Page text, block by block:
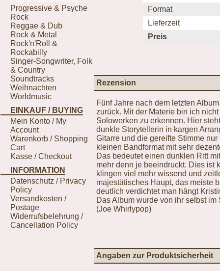
Progressive & Psyche
Rock
Reggae & Dub
Rock & Metal
Rock'n'Roll &
Rockabilly
Singer-Songwriter, Folk
& Country
Soundtracks
Weihnachten
Worldmusic
EINKAUF / BUYING
Mein Konto / My
Account
Warenkorb / Shopping
Cart
Kasse / Checkout
INFORMATION
Datenschutz / Privacy
Policy
Versandkosten /
Postage
Widerrufsbelehrung /
Cancellation Policy
Format
Lieferzeit
Preis
Rezension
Fünf Jahre nach dem letzten
zurück. Mit der Materie bin ich
Solowerken zu erkennen. Hier
dunkle Storytellerin in kargen
Gitarre und die gereifte Stimme
kleinen Bandformat mit sehr
Das bedeutet einen dunklen Ritt
mehr denn je beeindruckt. Dies ist
klingen viel mehr wissend und
majestätisches Haupt, das meiste
deutlich verdichtet man hängt
Das Album wurde von ihr selbst
(Joe Whirlypop)
Angaben zur Produktsicherheit